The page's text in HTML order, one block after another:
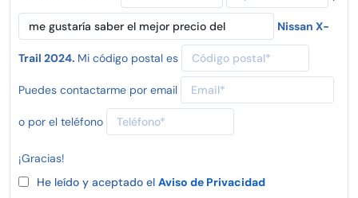
Nissan X-
Trail 2024. Mi código postal es
Puedes contactarme por email
o por el teléfono
¡Gracias!
He leído y aceptado el Aviso de Privacidad